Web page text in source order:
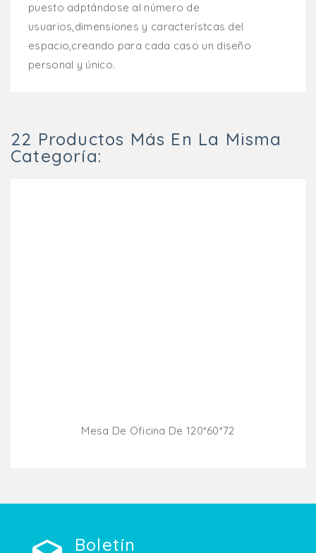
puesto adptándose al número de
usuarios,dimensiones y característcas del
espacio,creando para cada caso un diseño
personal y único.
22 Productos Más En La Misma
Categoría:
Mesa De Oficina De 120*60*72
Boletín